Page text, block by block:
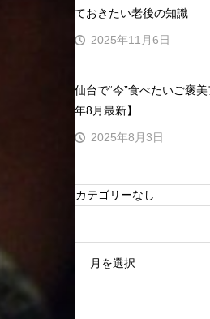
ておきたい老後の知識
2025年11月6日
仙台で“今”食べたいご褒
年8月最新】
2025年8月3日
カテゴリーなし
月を選択